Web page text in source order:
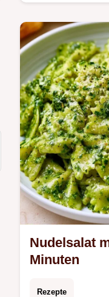
Nudelsalat
Minuten
Rezepte